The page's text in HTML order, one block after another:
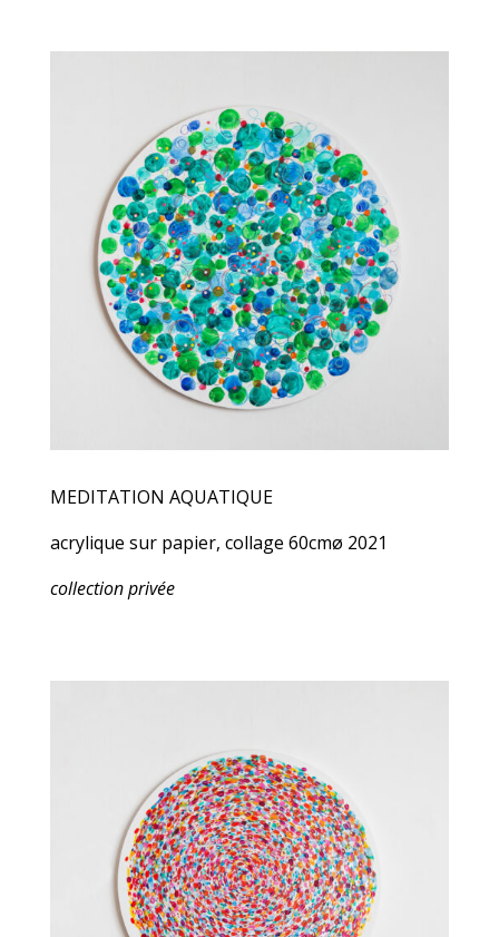
MEDITATION AQUATIQUE
acrylique sur papier, collage 60cmø 2021
collection privée